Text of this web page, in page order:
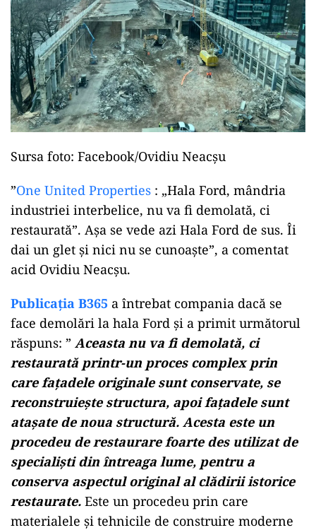
Sursa foto: Facebook/Ovidiu Neacșu
”One United Properties : „Hala Ford, mândria
industriei interbelice, nu va fi demolată, ci
restaurată”. Așa se vede azi Hala Ford de sus. Îi
dai un glet și nici nu se cunoaște”, a comentat
acid Ovidiu Neacșu.
Publicația B365 a întrebat compania dacă se
face demolări la hala Ford și a primit următorul
răspuns: ” Aceasta nu va fi demolată, ci
restaurată printr-un proces complex prin
care fațadele originale sunt conservate, se
reconstruiește structura, apoi fațadele sunt
atașate de noua structură. Acesta este un
procedeu de restaurare foarte des utilizat de
specialiști din întreaga lume, pentru a
conserva aspectul original al clădirii istorice
restaurate. Este un procedeu prin care
materialele și tehnicile de construire moderne